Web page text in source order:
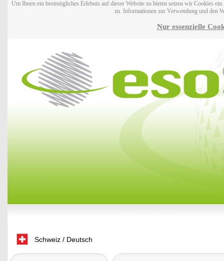
Um Ihnen ein bestmögliches Erlebnis auf dieser Website zu bieten setzen wir Cookies
zu. Informationen zur Verwendung und den
Nur essenzielle
Schweiz / Deutsch